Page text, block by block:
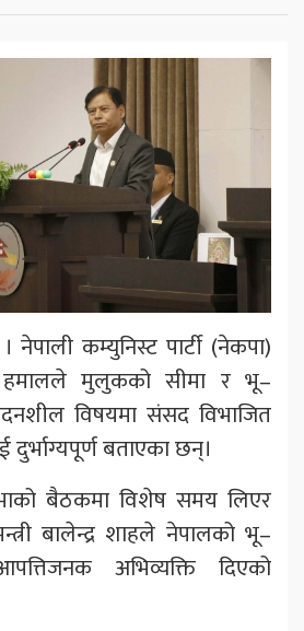
नेपाली कम्युनिस्ट पार्टी (नेकपा)
मुलुकको सीमा र भू–
विषयमा संसद विभाजित
बताएका छन्।
बैठकमा विशेष समय लिएर
बालेन्द्र शाहले नेपालको भू–
अभिव्यक्ति दिएको